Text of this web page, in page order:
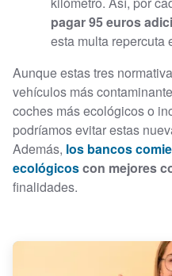
pagar 95 euros
esta multa repercuta
Aunque estas tres
vehículos más
coches más ecológicos o
podríamos evitar estas
Además, los bancos
ecológicoscon mejores
finalidades.